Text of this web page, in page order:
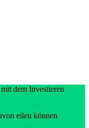
dem Investieren
eilen können